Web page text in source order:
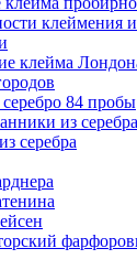
клеймения
клейма
84 пробы
из серебра
серебра